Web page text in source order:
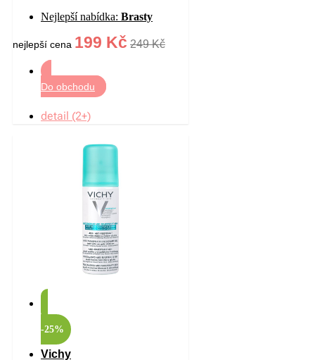
Nejlepší nabídka: Brasty
nejlepší cena 199 Kč 249 Kč
Do obchodu
detail (2+)
-25%
Vichy